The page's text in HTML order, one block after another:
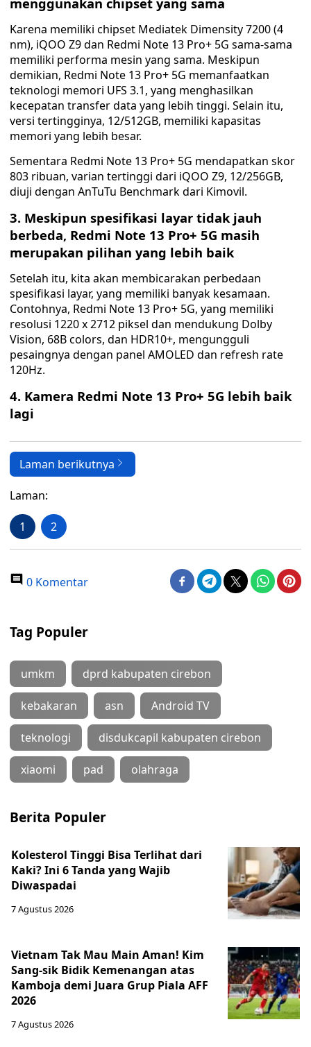
Karena memiliki chipset Mediatek Dimensity 7200 (4
nm), iQOO Z9 dan Redmi Note 13 Pro+ 5G sama-sama
memiliki performa mesin yang sama. Meskipun
demikian, Redmi Note 13 Pro+ 5G memanfaatkan
teknologi memori UFS 3.1, yang menghasilkan
kecepatan transfer data yang lebih tinggi. Selain itu,
versi tertingginya, 12/512GB, memiliki kapasitas
memori yang lebih besar.
Sementara Redmi Note 13 Pro+ 5G mendapatkan skor
803 ribuan, varian tertinggi dari iQOO Z9, 12/256GB,
diuji dengan AnTuTu Benchmark dari Kimovil.
3. Meskipun spesifikasi layar tidak jauh
berbeda, Redmi Note 13 Pro+ 5G masih
merupakan pilihan yang lebih baik
Setelah itu, kita akan membicarakan perbedaan
spesifikasi layar, yang memiliki banyak kesamaan.
Contohnya, Redmi Note 13 Pro+ 5G, yang memiliki
resolusi 1220 x 2712 piksel dan mendukung Dolby
Vision, 68B colors, dan HDR10+, mengungguli
pesaingnya dengan panel AMOLED dan refresh rate
120Hz.
4. Kamera Redmi Note 13 Pro+ 5G lebih baik
lagi
Laman berikutnya
Laman:
1 2
0 Komentar
Tag Populer
umkm dprd kabupaten cirebon
kebakaran asn Android TV
teknologi disdukcapil kabupaten cirebon
xiaomi pad olahraga
Berita Populer
Kolesterol Tinggi Bisa Terlihat dari
Kaki? Ini 6 Tanda yang Wajib
Diwaspadai
7 Agustus 2026
Vietnam Tak Mau Main Aman! Kim
Sang-sik Bidik Kemenangan atas
Kamboja demi Juara Grup Piala AFF
2026
7 Agustus 2026